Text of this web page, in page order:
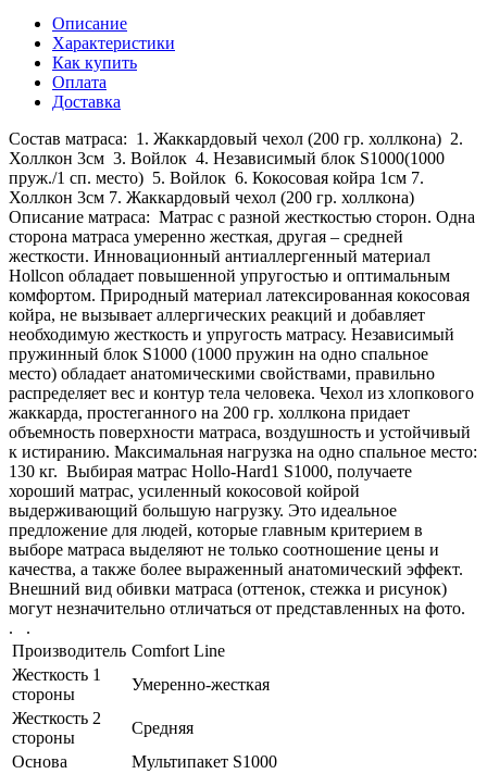
Описание
Характеристики
Как купить
Оплата
Доставка
Состав матраса: 1. Жаккардовый чехол (200 гр. холлкона) 2.
Холлкон 3см 3. Войлок 4. Независимый блок S1000(1000
пруж./1 сп. место) 5. Войлок 6. Кокосовая койра 1см 7.
Холлкон 3см 7. Жаккардовый чехол (200 гр. холлкона)
Описание матраса: Матрас с разной жесткостью сторон. Одна
сторона матраса умеренно жесткая, другая – средней
жесткости. Инновационный антиаллергенный материал
Hollcon обладает повышенной упругостью и оптимальным
комфортом. Природный материал латексированная кокосовая
койра, не вызывает аллергических реакций и добавляет
необходимую жесткость и упругость матрасу. Независимый
пружинный блок S1000 (1000 пружин на одно спальное
место) обладает анатомическими свойствами, правильно
распределяет вес и контур тела человека. Чехол из хлопкового
жаккарда, простеганного на 200 гр. холлкона придает
объемность поверхности матраса, воздушность и устойчивый
к истиранию. Максимальная нагрузка на одно спальное место:
130 кг. Выбирая матрас Hollo-Hard1 S1000, получаете
хороший матрас, усиленный кокосовой койрой
выдерживающий большую нагрузку. Это идеальное
предложение для людей, которые главным критерием в
выборе матраса выделяют не только соотношение цены и
качества, а также более выраженный анатомический эффект.
Внешний вид обивки матраса (оттенок, стежка и рисунок)
могут незначительно отличаться от представленных на фото.
. .
Производитель Comfort Line
Жесткость 1
стороны
Умеренно-жесткая
Жесткость 2
стороны
Средняя
Основа
Мультипакет S1000